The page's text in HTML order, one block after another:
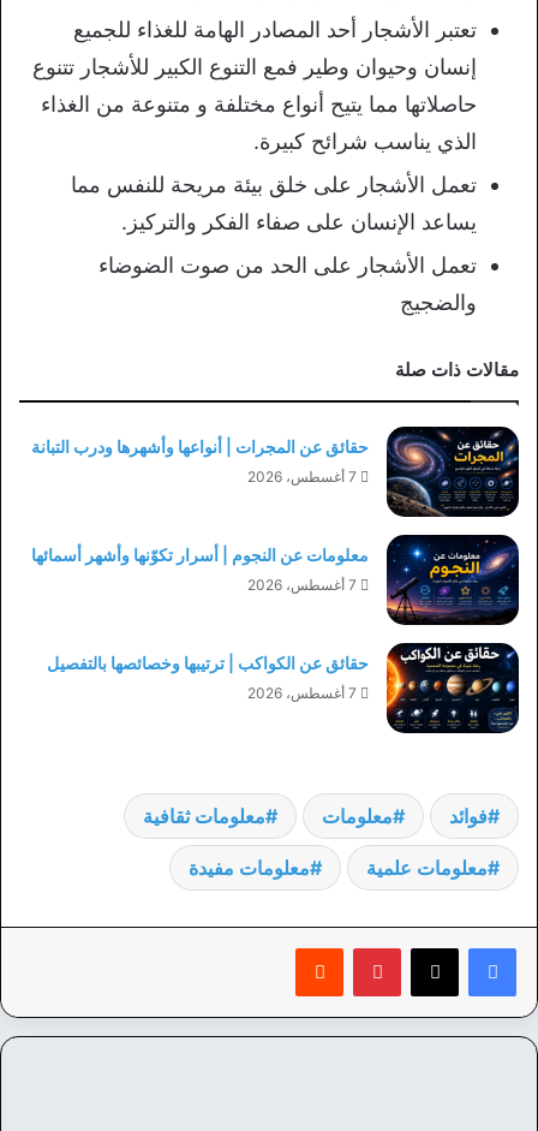
تعتبر الأشجار أحد المصادر الهامة للغذاء للجميع
إنسان وحيوان وطير فمع التنوع الكبير للأشجار تتنوع
حاصلاتها مما يتيح أنواع مختلفة و متنوعة من الغذاء
الذي يناسب شرائح كبيرة.
تعمل الأشجار على خلق بيئة مريحة للنفس مما
يساعد الإنسان على صفاء الفكر والتركيز.
تعمل الأشجار على الحد من صوت الضوضاء
والضجيج
مقالات ذات صلة
حقائق عن المجرات | أنواعها وأشهرها ودرب التبانة
7 أغسطس، 2026
معلومات عن النجوم | أسرار تكوّنها وأشهر أسمائها
7 أغسطس، 2026
حقائق عن الكواكب | ترتيبها وخصائصها بالتفصيل
7 أغسطس، 2026
فوائد معلومات معلومات ثقافية
معلومات علمية معلومات مفيدة
بينتيريست